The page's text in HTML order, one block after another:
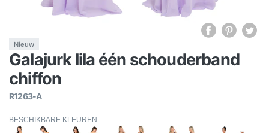
Nieuw
Galajurk lila één schouderband
chiffon
R1263-A
BESCHIKBARE KLEUREN